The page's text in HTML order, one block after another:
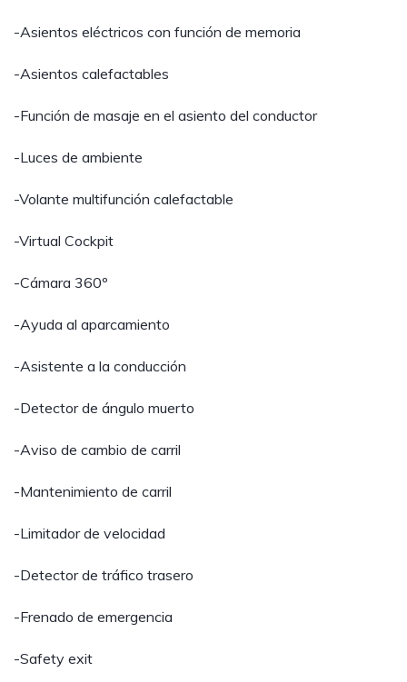
-Asientos eléctricos con función de memoria
-Asientos calefactables
-Función de masaje en el asiento del conductor
-Luces de ambiente
-Volante multifunción calefactable
-Virtual Cockpit
-Cámara 360º
-Ayuda al aparcamiento
-Asistente a la conducción
-Detector de ángulo muerto
-Aviso de cambio de carril
-Mantenimiento de carril
-Limitador de velocidad
-Detector de tráfico trasero
-Frenado de emergencia
-Safety exit